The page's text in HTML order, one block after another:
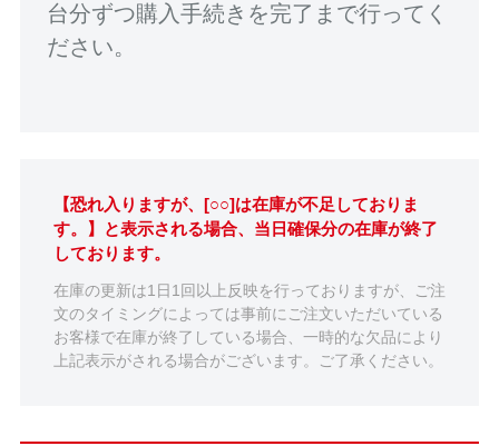
台分ずつ購入手続きを完了まで行ってく
ださい。
【恐れ入りますが、[○○]は在庫が不足しておりま
す。】と表示される場合、当日確保分の在庫が終了
しております。
在庫の更新は1日1回以上反映を行っておりますが、ご注
文のタイミングによっては事前にご注文いただいている
お客様で在庫が終了している場合、一時的な欠品により
上記表示がされる場合がございます。ご了承ください。